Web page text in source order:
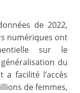
de 2022,
numériques ont
sur le
du
a facilité l’accès
de femmes,